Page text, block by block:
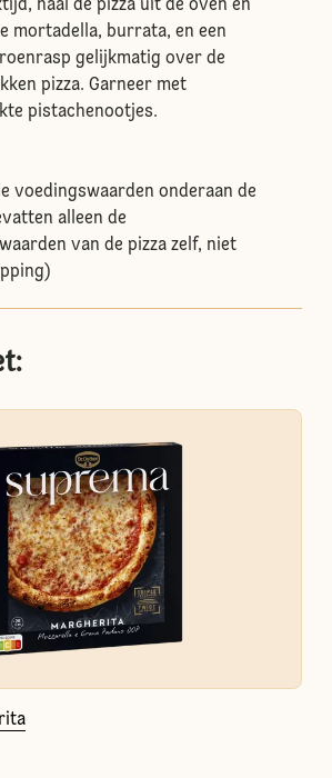
haal de pizza uit de oven en
mortadella, burrata, en een
gelijkmatig over de
pizza. Garneer met
pistachenootjes.
voedingswaarden onderaan de
alleen de
van de pizza zelf, niet